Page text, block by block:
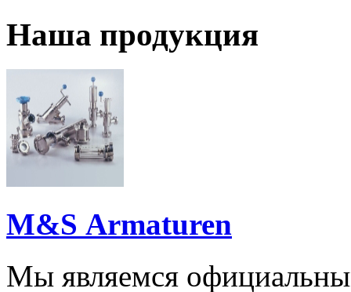
Наша продукция
M&S Аrmaturen
Мы являемся